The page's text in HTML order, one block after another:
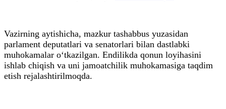
Vazirning aytishicha, mazkur tashabbus yuzasidan
parlament deputatlari va senatorlari bilan dastlabki
muhokamalar o‘tkazilgan. Endilikda qonun loyihasini
ishlab chiqish va uni jamoatchilik muhokamasiga taqdim
etish rejalashtirilmoqda.